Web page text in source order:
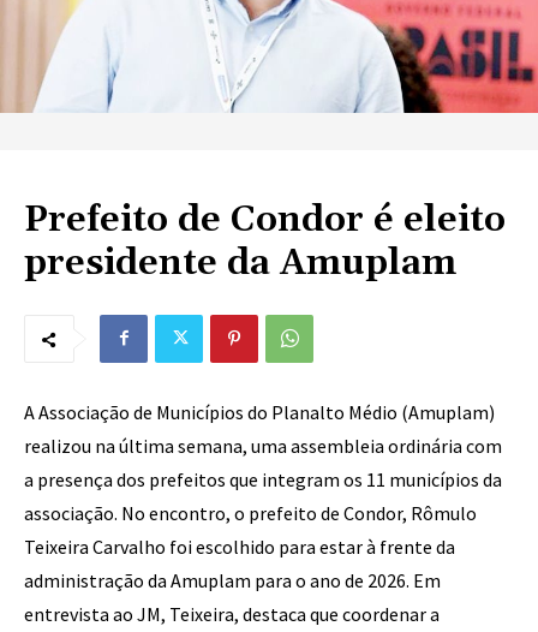
Prefeito de Condor é eleito
presidente da Amuplam
A Associação de Municípios do Planalto Médio (Amuplam)
realizou na última semana, uma assembleia ordinária com
a presença dos prefeitos que integram os 11 municípios da
associação. No encontro, o prefeito de Condor, Rômulo
Teixeira Carvalho foi escolhido para estar à frente da
administração da Amuplam para o ano de 2026. Em
entrevista ao JM, Teixeira, destaca que coordenar a